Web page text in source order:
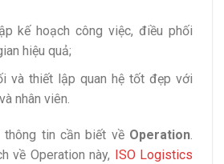
kế hoạch công việc, điều phối
hiệu quả;
và thiết lập quan hệ tốt đẹp với
nhân viên.
thông tin cần biết về Operation.
về Operation này,
ISO Logistics